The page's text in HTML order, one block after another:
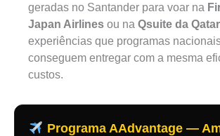
geradas no Santander para voar na
Japan Airlines ou na Qsuite da
experiências que programas
conseguem entregar com a mesma
custos.
Programa AAdvantage —